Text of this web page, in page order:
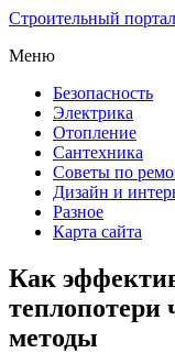
Строительный портал
Меню
Безопасность
Электрика
Отопление
Сантехника
Советы по
Дизайн и
Разное
Карта сайта
Как
теплопотери
методы